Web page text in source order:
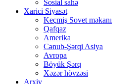
Sosial sahə
Xarici Siyasət
Keçmiş Sovet məkanı
Qafqaz
Amerika
Cənub-Şərqi Asiya
Avropa
Böyük Şərq
Xəzər hövzəsi
Arxiv